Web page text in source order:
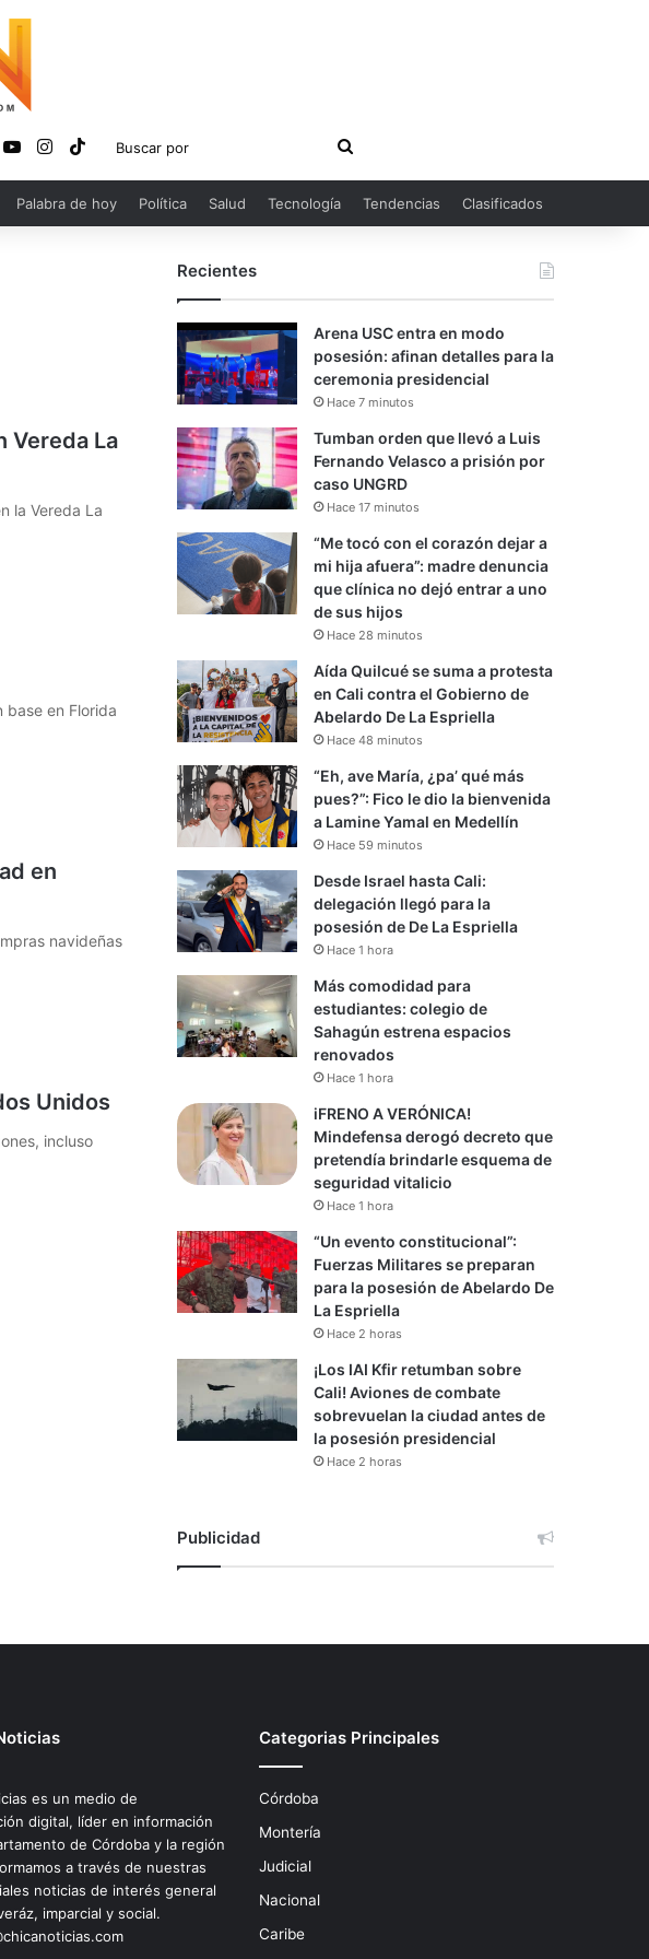
YouTubeInstagram
TikTok
Buscar
por
Palabra de hoy Política Salud Tecnología Tendencias Clasificados
Vereda La
la Vereda La
base en Florida
en
navideñas
Unidos
incluso
Recientes
Arena USC entra en modo
posesión: afinan detalles para la
ceremonia presidencial
Hace 7 minutos
Tumban orden que llevó a Luis
Fernando Velasco a prisión por
caso UNGRD
Hace 17 minutos
“Me tocó con el corazón dejar a
mi hija afuera”: madre denuncia
que clínica no dejó entrar a uno
de sus hijos
Hace 28 minutos
Aída Quilcué se suma a protesta
en Cali contra el Gobierno de
Abelardo De La Espriella
Hace 48 minutos
“Eh, ave María, ¿pa’ qué más
pues?”: Fico le dio la bienvenida
a Lamine Yamal en Medellín
Hace 59 minutos
Desde Israel hasta Cali:
delegación llegó para la
posesión de De La Espriella
Hace 1 hora
Más comodidad para
estudiantes: colegio de
Sahagún estrena espacios
renovados
Hace 1 hora
iFRENO A VERÓNICA!
Mindefensa derogó decreto que
pretendía brindarle esquema de
seguridad vitalicio
Hace 1 hora
“Un evento constitucional”:
Fuerzas Militares se preparan
para la posesión de Abelardo De
La Espriella
Hace 2 horas
¡Los IAI Kfir retumban sobre
Cali! Aviones de combate
sobrevuelan la ciudad antes de
la posesión presidencial
Hace 2 horas
Publicidad
es un medio de
digital, líder en información
de Córdoba y la región
a través de nuestras
noticias de interés general
imparcial y social.
Categorias Principales
Córdoba
Montería
Judicial
Nacional
Caribe